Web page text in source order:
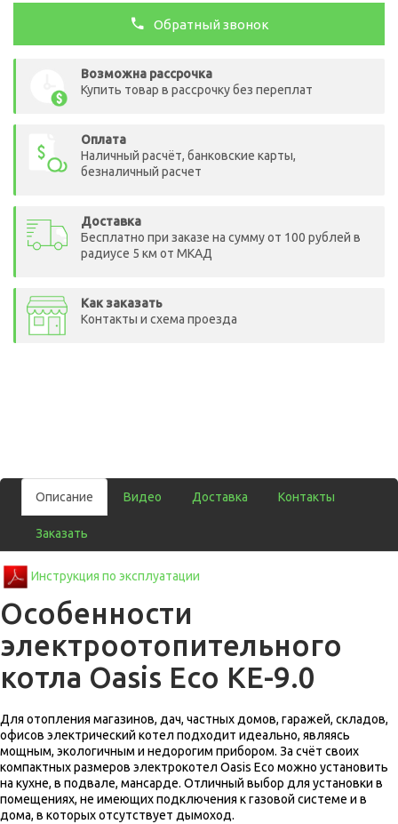
Обратный звонок
Возможна рассрочка
Купить товар в рассрочку без переплат
Оплата
Наличный расчёт, банковские карты,
безналичный расчет
Доставка
Бесплатно при заказе на сумму от 100 рублей в
радиусе 5 км от МКАД
Как заказать
Контакты и схема проезда
Описание Видео Доставка Контакты
Заказать
Инструкция по эксплуатации
Особенности
электроотопительного
котла Oasis Eco KE-9.0
Для отопления магазинов, дач, частных домов, гаражей, складов,
офисов электрический котел подходит идеально, являясь
мощным, экологичным и недорогим прибором. За счёт своих
компактных размеров электрокотел Oasis Eco можно установить
на кухне, в подвале, мансарде. Отличный выбор для установки в
помещениях, не имеющих подключения к газовой системе и в
дома, в которых отсутствует дымоход.